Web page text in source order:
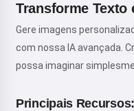
Transforme Texto
Gere imagens
com nossa IA avançada.
possa imaginar
Principais Recursos: